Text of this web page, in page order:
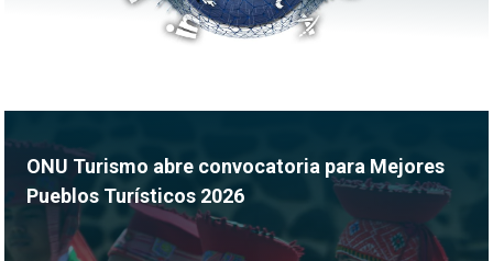
ONU Turismo abre convocatoria para Mejores
Pueblos Turísticos 2026